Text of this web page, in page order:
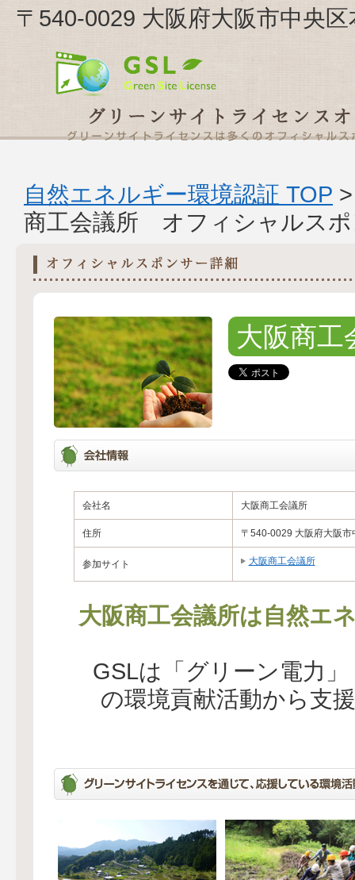
〒540-0029 大阪府大阪市中央
自然エネルギー環境認証 TOP
商工会議所 オフィシャルスポ
大阪商工
会社名 大阪商工会議所
住所 〒540-0029 大阪府大阪市
参加サイト 大阪商工会議所
大阪商工会議所は自然エ
GSLは「グリーン電力
の環境貢献活動から支